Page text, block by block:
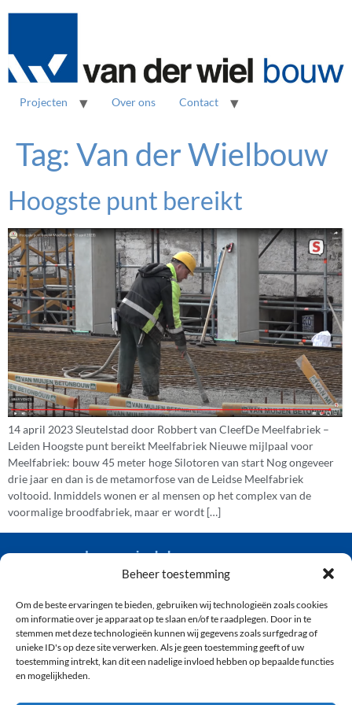
Beheer toestemming
Om de beste ervaringen te bieden, gebruiken wij technologieën zoals cookies
om informatie over je apparaat op te slaan en/of te raadplegen. Door in te
stemmen met deze technologieën kunnen wij gegevens zoals surfgedrag of
unieke ID's op deze site verwerken. Als je geen toestemming geeft of uw
toestemming intrekt, kan dit een nadelige invloed hebben op bepaalde functies
en mogelijkheden.
Projecten Over ons Contact
Tag: Van der Wielbouw
Hoogste punt bereikt
14 april 2023 Sleutelstad door Robbert van CleefDe Meelfabriek –
Leiden Hoogste punt bereikt Meelfabriek Nieuwe mijlpaal voor
Meelfabriek: bouw 45 meter hoge Silotoren van start Nog ongeveer
drie jaar en dan is de metamorfose van de Leidse Meelfabriek
voltooid. Inmiddels wonen er al mensen op het complex van de
voormalige broodfabriek, maar er wordt […]
van der wiel bouw
(071) 361 92 04
info@vanderwielbouw.nl
’s-Gravendijckseweg 50, 2201 CZ Noordwijk
ONTWIKKELING OVER ONS